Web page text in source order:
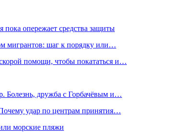
пока опережает средства защиты
мигрантов: шаг к порядку или…
помощи, чтобы покататься и…
Болезнь, дружба с Горбачёвым и…
удар по центрам принятия…
морские пляжи